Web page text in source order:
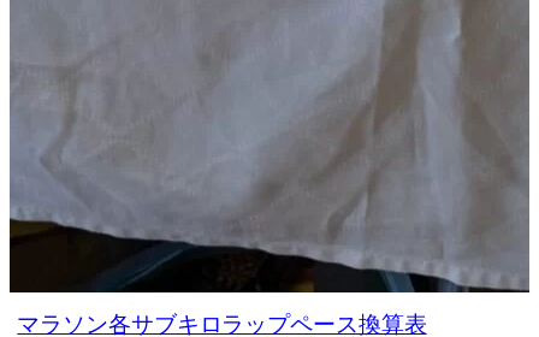
マラソン各サブキロラップペース換算表